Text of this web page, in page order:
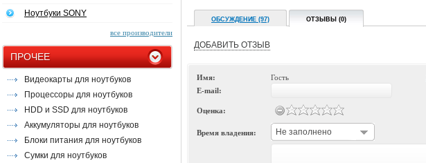
Ноутбуки SONY
все производители
ПРОЧЕЕ
Видеокарты для ноутбуков
Процессоры для ноутбуков
HDD и SSD для ноутбуков
Аккумуляторы для ноутбуков
Блоки питания для ноутбуков
Сумки для ноутбуков
ОБСУЖДЕНИЕ (97) ОТЗЫВЫ (0)
ДОБАВИТЬ ОТЗЫВ
Имя: Гость
E-mail:
Оценка:
Время владения: Не заполнено